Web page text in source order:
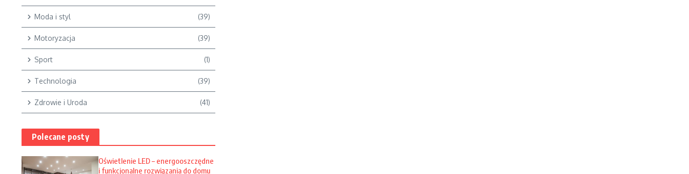
Moda i styl (39)
Motoryzacja (39)
Sport (1)
Technologia (39)
Zdrowie i Uroda (41)
Polecane posty
Oświetlenie LED – energooszczędne
i funkcjonalne rozwiązania do domu